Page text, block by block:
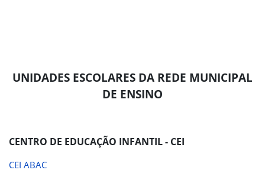
UNIDADES ESCOLARES DA REDE MUNICIPAL
DE ENSINO
CENTRO DE EDUCAÇÃO INFANTIL - CEI
CEI ABAC